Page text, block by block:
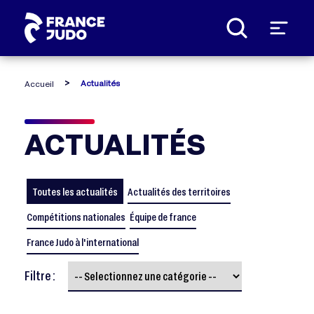
Accueil Actualités
ACTUALITÉS
Toutes les actualités
Actualités des territoires
Compétitions nationales Équipe de france
France Judo à l'international
Filtre :